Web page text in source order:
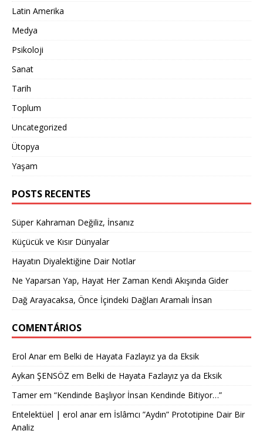
Latin Amerika
Medya
Psikoloji
Sanat
Tarih
Toplum
Uncategorized
Ütopya
Yaşam
POSTS RECENTES
Süper Kahraman Değiliz, İnsanız
Küçücük ve Kısır Dünyalar
Hayatın Diyalektiğine Dair Notlar
Ne Yaparsan Yap, Hayat Her Zaman Kendi Akışında Gider
Dağ Arayacaksa, Önce İçindeki Dağları Aramalı İnsan
COMENTÁRIOS
Erol Anarem Belki de Hayata Fazlayız ya da Eksik
Aykan ŞENSÖZ em Belki de Hayata Fazlayız ya da Eksik
Tamerem “Kendinde Başlıyor İnsan Kendinde Bitiyor…”
Entelektüel | erol anarem İslâmcı ”Aydın” Prototipine Dair Bir
Analiz